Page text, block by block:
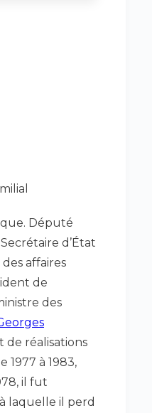
Député
d’État
affaires
de
des
réalisations
1977 à 1983,
il fut
laquelle il perd